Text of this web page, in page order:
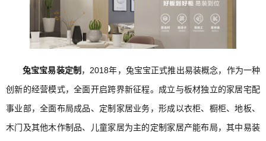
兔宝宝易装定制 ，2018年，兔宝宝正式推出易装概念，作为一种
创新的经营模式，全面开启跨界新征程。成立与板材独立的家居宅配
事业部，全面布局成品、定制家居业务，形成以衣柜、橱柜、地板、
木门及其他木作制品、儿童家居为主的定制家居产能布局，其中易装